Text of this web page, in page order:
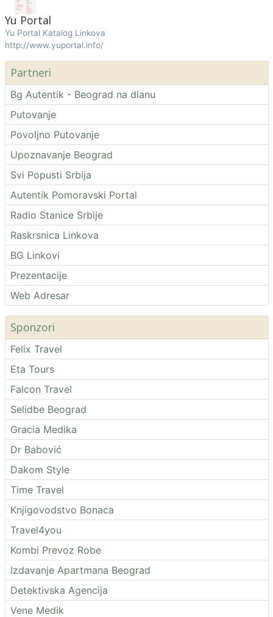
Yu Portal
Yu Portal Katalog Linkova
http://www.yuportal.info/
Partneri
Bg Autentik - Beograd na dlanu
Putovanje
Povoljno Putovanje
Upoznavanje Beograd
Svi Popusti Srbija
Autentik Pomoravski Portal
Radio Stanice Srbije
Raskrsnica Linkova
BG Linkovi
Prezentacije
Web Adresar
Sponzori
Felix Travel
Eta Tours
Falcon Travel
Selidbe Beograd
Gracia Medika
Dr Babović
Dakom Style
Time Travel
Knjigovodstvo Bonaca
Travel4you
Kombi Prevoz Robe
Izdavanje Apartmana Beograd
Detektivska Agencija
Vene Medik